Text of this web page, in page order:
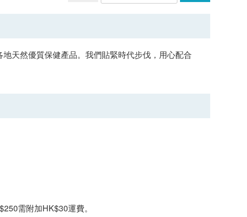
天然優質保健產品。我們貼緊時代步伐，用心配合
需附加HK$30運費。